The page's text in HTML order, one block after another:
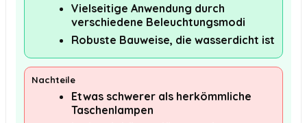
Vielseitige Anwendung durch
verschiedene Beleuchtungsmodi
Robuste Bauweise, die wasserdicht ist
Nachteile
Etwas schwerer als herkömmliche
Taschenlampen